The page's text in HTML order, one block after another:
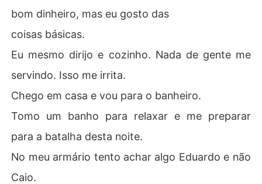
bom dinheiro, mas eu gosto das
coisas básicas.
Eu mesmo dirijo e cozinho. Nada de gente me
servindo. Isso me irrita.
Chego em casa e vou para o banheiro.
Tomo um banho para relaxar e me preparar
para a batalha desta noite.
No meu armário tento achar algo Eduardo e não
Caio.